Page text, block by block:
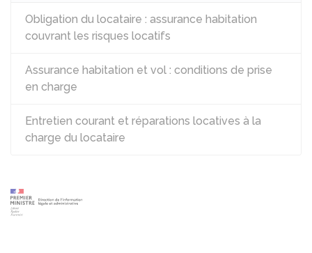
Obligation du locataire : assurance habitation
couvrant les risques locatifs
Assurance habitation et vol : conditions de prise
en charge
Entretien courant et réparations locatives à la
charge du locataire